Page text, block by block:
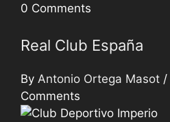
0 Comments
Real Club España
By Antonio Ortega Masot /
Comments